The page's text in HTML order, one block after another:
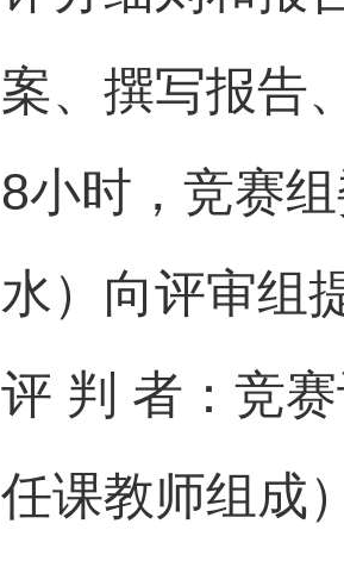
案、撰写报告
8小时，竞赛
水）向评审组
评 判 者：竞
任课教师组成